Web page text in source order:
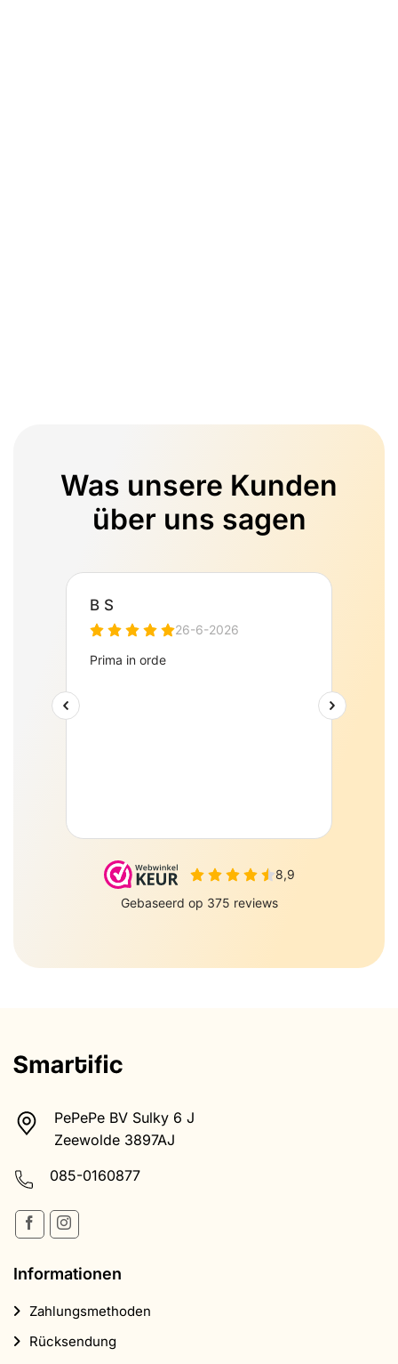
Was unsere Kunden
über uns sagen
PePePe BV Sulky 6 J
Zeewolde 3897AJ
085-0160877
Informationen
Zahlungsmethoden
Rücksendung